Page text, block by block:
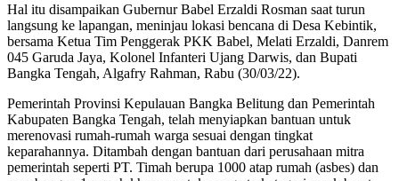
Hal itu disampaikan Gubernur Babel Erzaldi Rosman saat turun
langsung ke lapangan, meninjau lokasi bencana di Desa Kebintik,
bersama Ketua Tim Penggerak PKK Babel, Melati Erzaldi, Danrem
045 Garuda Jaya, Kolonel Infanteri Ujang Darwis, dan Bupati
Bangka Tengah, Algafry Rahman, Rabu (30/03/22).
Pemerintah Provinsi Kepulauan Bangka Belitung dan Pemerintah
Kabupaten Bangka Tengah, telah menyiapkan bantuan untuk
merenovasi rumah-rumah warga sesuai dengan tingkat
keparahannya. Ditambah dengan bantuan dari perusahaan mitra
pemerintah seperti PT. Timah berupa 1000 atap rumah (asbes) dan